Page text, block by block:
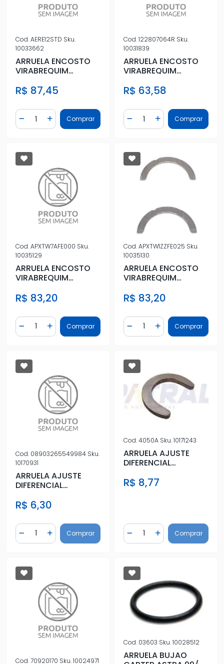
Cod.AERE12STD Sku.
10033662
ARRUELA ENCOSTO
VIRABREQUIM
R$ 87,45
Diminuir Quantidade
Quantidade
Adicionar Quantidade
Comprar
Cod.122807064R Sku.
10031839
ARRUELA ENCOSTO
VIRABREQUIM
12V 2016/
R$ 63,58
Diminuir Quantidade
Quantidade
AdicionarComprar
Cod.APXTW7AFE000 Sku.
10035129
ARRUELA ENCOSTO
VIRABREQUIM
16V 92/97 STD
R$ 83,20
Diminuir Quantidade
Quantidade
Adicionar Quantidade
Comprar
Cod.APXTW1ZZFE025 Sku.
10035130
ARRUELA ENCOSTO
VIRABREQUIM
2003 A 2011 0,25
R$ 83,20
Diminuir Quantidade
Quantidade
AdicionarComprar
Cod. 08903265549984 Sku.
10170931
ARRUELA AJUSTE
DIFERENCIAL
0.232MM
R$ 6,30
Diminuir Quantidade
Quantidade
Adicionar Quantidade
Comprar
Cod.4050A Sku.10171243
ARRUELA AJUSTE
DIFERENCIAL
MEDIDA 0,2MM
R$ 8,77
Diminuir Quantidade
Quantidade
AdicionarComprar
Cod.70920170 Sku.10024971
Cod. 03603 Sku.10028512
ARRUELA BUJAO